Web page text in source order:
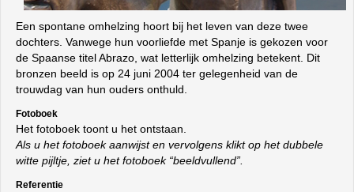
Een spontane omhelzing hoort bij het leven van deze twee
dochters. Vanwege hun voorliefde met Spanje is gekozen voor
de Spaanse titel Abrazo, wat letterlijk omhelzing betekent. Dit
bronzen beeld is op 24 juni 2004 ter gelegenheid van de
trouwdag van hun ouders onthuld.
Fotoboek
Het fotoboek toont u het ontstaan.
Als u het fotoboek aanwijst en vervolgens klikt op het dubbele
witte pijltje, ziet u het fotoboek “beeldvullend”.
Referentie